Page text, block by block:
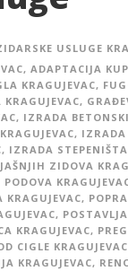
USLUGE
, ADAPTACIJA
KRAGUJEVAC,
,
, IZRADA
, IZRADA
, IZRADA
ZIDOVA
KRAGUJEVAC,
,
KRAGUJEVAC,
CIGLE KRAGUJEVAC
KRAGUJEVAC,